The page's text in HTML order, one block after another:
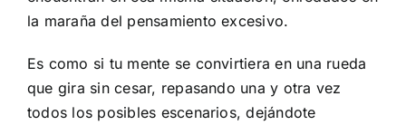
la maraña del pensamiento excesivo.
Es como si tu mente se convirtiera en una rueda
que gira sin cesar, repasando una y otra vez
todos los posibles escenarios, dejándote